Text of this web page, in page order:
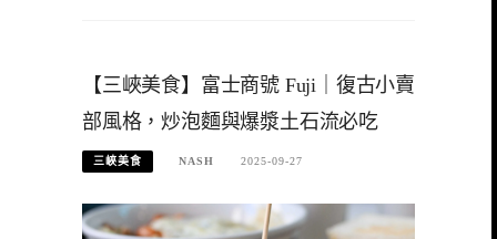
【三峽美食】富士商號 Fuji｜復古小賣
部風格，炒泡麵與爆漿土石流必吃
三峽美食 NASH 2025-09-27